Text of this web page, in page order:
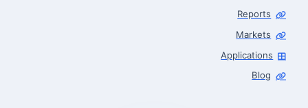
Reports
Markets
Applications
Blog